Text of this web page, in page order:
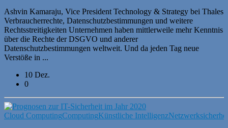
Ashvin Kamaraju, Vice President Technology & Strategy bei Thales
Verbraucherrechte, Datenschutzbestimmungen und weitere
Rechtsstreitigkeiten Unternehmen haben mittlerweile mehr Kenntnis
über die Rechte der DSGVO und anderer
Datenschutzbestimmungen weltweit. Und da jeden Tag neue
Verstöße in ...
10 Dez.
0
Cloud ComputingComputingKünstliche Intelligenz